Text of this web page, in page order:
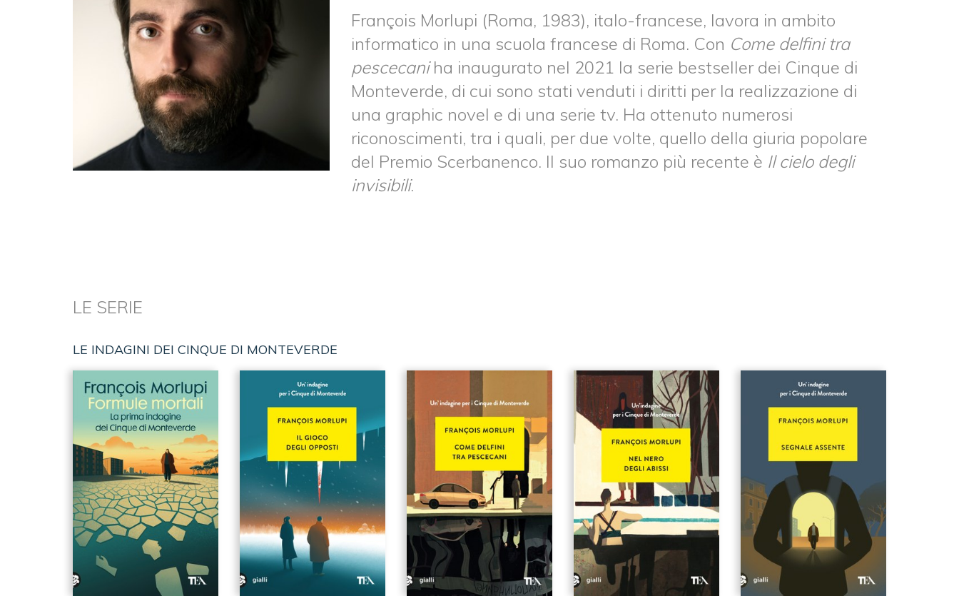
François Morlupi (Roma, 1983), italo-francese, lavora in ambito
informatico in una scuola francese di Roma. Con Come delfini tra
pescecaniha inaugurato nel 2021 la serie bestseller dei Cinque di
Monteverde, di cui sono stati venduti i diritti per la realizzazione di
una graphic novel e di una serie tv. Ha ottenuto numerosi
riconoscimenti, tra i quali, per due volte, quello della giuria popolare
del Premio Scerbanenco. Il suo romanzo più recente è Il cielo degli
invisibili.
LE SERIE
LE INDAGINI DEI CINQUE DI MONTEVERDE